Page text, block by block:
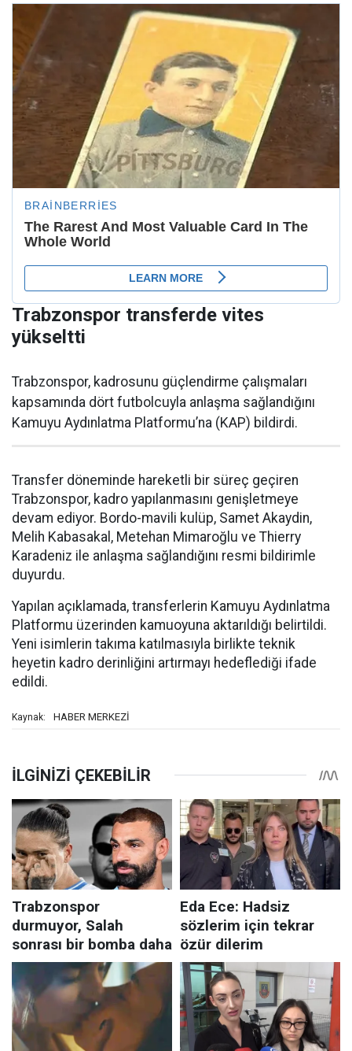
Trabzonspor transferde vites
yükseltti
Trabzonspor, kadrosunu güçlendirme çalışmaları
kapsamında dört futbolcuyla anlaşma sağlandığını
Kamuyu Aydınlatma Platformu’na (KAP) bildirdi.
Transfer döneminde hareketli bir süreç geçiren
Trabzonspor, kadro yapılanmasını genişletmeye
devam ediyor. Bordo-mavili kulüp, Samet Akaydin,
Melih Kabasakal, Metehan Mimaroğlu ve Thierry
Karadeniz ile anlaşma sağlandığını resmi bildirimle
duyurdu.
Yapılan açıklamada, transferlerin Kamuyu Aydınlatma
Platformu üzerinden kamuoyuna aktarıldığı belirtildi.
Yeni isimlerin takıma katılmasıyla birlikte teknik
heyetin kadro derinliğini artırmayı hedeflediği ifade
edildi.
Kaynak: HABER MERKEZİ